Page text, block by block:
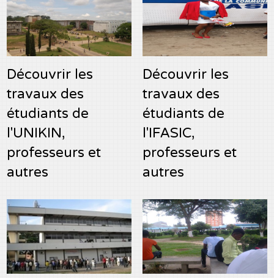
Découvrir les
travaux des
étudiants de
l'UNIKIN,
professeurs et
autres
Découvrir les
travaux des
étudiants de
l'IFASIC,
professeurs et
autres